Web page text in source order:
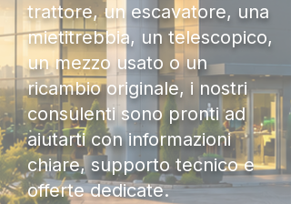
trattore, un escavatore, una
mietitrebbia, un telescopico,
un mezzo usato o un
ricambio originale, i nostri
consulenti sono pronti ad
aiutarti con informazioni
chiare, supporto tecnico e
offerte dedicate.